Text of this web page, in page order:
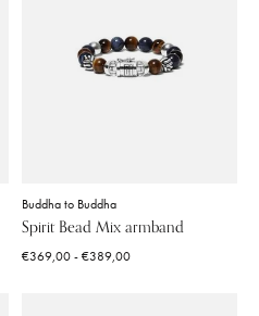
Buddha to Buddha
Spirit Bead Mix armband
€369,00 - €389,00